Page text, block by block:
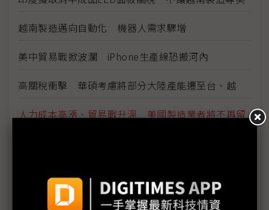
越南製造邁向自動化 機器人需求驟增
美中貿易戰掀波瀾 iPhone生產線恐搬河內
高關稅衝擊 華碩考慮將部分大陸產能遷至台、越
人力成本高漲、貿易戰升溫 美國製造業者將不再留
美國與南韓企業投資越南製藥及物流業